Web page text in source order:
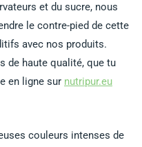
et du sucre, nous
le contre-pied de cette
avec nos produits.
de haute qualité, que tu
en ligne sur nutripur.eu
couleurs intenses de